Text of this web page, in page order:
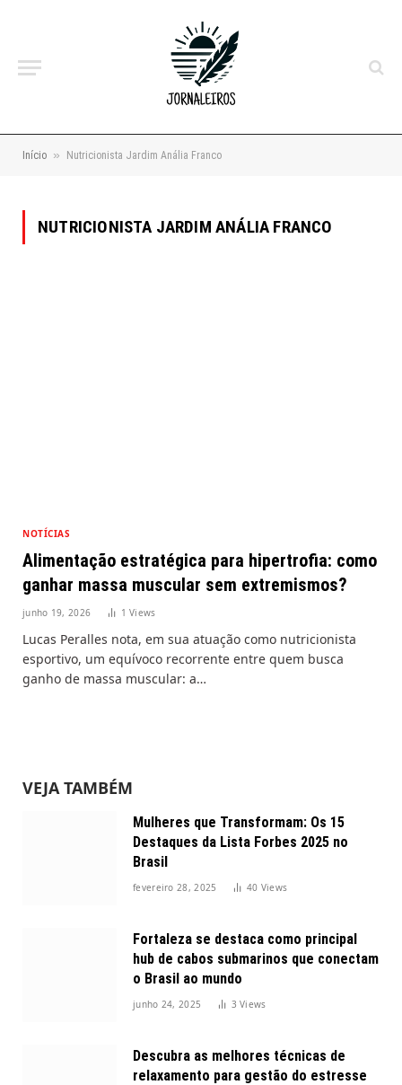
Início » Nutricionista Jardim Anália Franco
NUTRICIONISTA JARDIM ANÁLIA FRANCO
NOTÍCIAS
Alimentação estratégica para hipertrofia: como
ganhar massa muscular sem extremismos?
junho 19, 2026 1Views
Lucas Peralles nota, em sua atuação como nutricionista
esportivo, um equívoco recorrente entre quem busca
ganho de massa muscular: a…
VEJA TAMBÉM
Mulheres que Transformam: Os 15
Destaques da Lista Forbes 2025 no
Brasil
fevereiro 28, 2025 40 Views
Fortaleza se destaca como principal
hub de cabos submarinos que conectam
o Brasil ao mundo
junho 24, 2025 3Views
Descubra as melhores técnicas de
relaxamento para gestão do estresse